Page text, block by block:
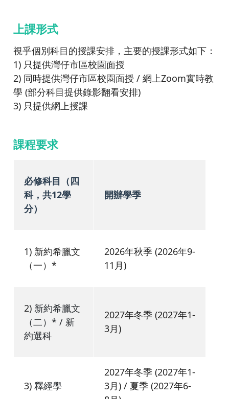
上課形式
視乎個別科目的授課安排，主要的授課形式如下：
1) 只提供灣仔市區校園面授
2) 同時提供灣仔市區校園面授 / 網上Zoom實時教
學 (部分科目提供錄影翻看安排)
3) 只提供網上授課
課程要求
必修科目（四
科，共12學
分）
開辦學季
1) 新約希臘文
（一）*
2026年秋季 (2026年9-
11月)
2) 新約希臘文
（二）* / 新
約選科
2027年冬季 (2027年1-
3月)
3) 釋經學
2027年冬季 (2027年1-
3月) / 夏季 (2027年6-